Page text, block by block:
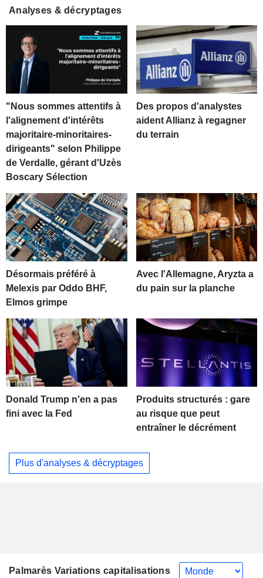
Analyses & décryptages
"Nous sommes attentifs à
l'alignement d'intérêts
majoritaire-minoritaires-
dirigeants" selon Philippe
de Verdalle, gérant d'Uzès
Boscary Sélection
Des propos d'analystes
aident Allianz à regagner
du terrain
Désormais préféré à
Melexis par Oddo BHF,
Elmos grimpe
Avec l'Allemagne, Aryzta a
du pain sur la planche
Donald Trump n'en a pas
fini avec la Fed
Produits structurés : gare
au risque que peut
entraîner le décrément
Plus d'analyses & décryptages
Palmarès Variations capitalisations